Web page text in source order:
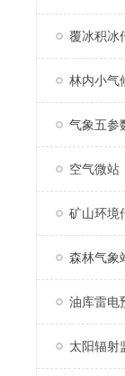
覆冰积冰
林内小气
气象五参
空气微站
矿山环境
森林气象
油库雷电
太阳辐射